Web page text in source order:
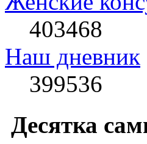
403468
Наш дневник
399536
Десятка